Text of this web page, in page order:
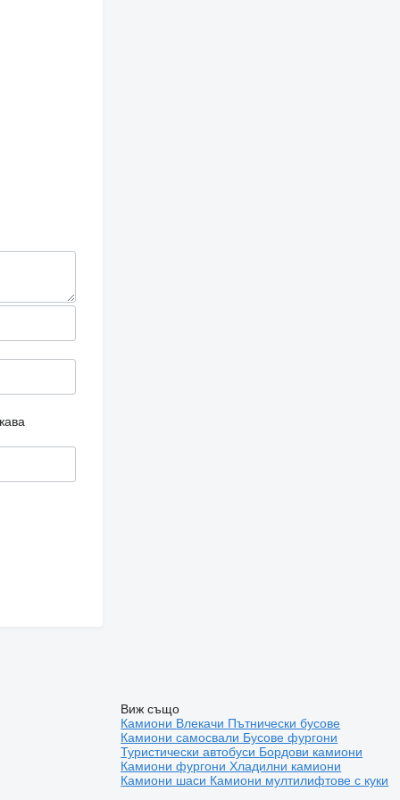
Виж също
Камиони Влекачи Пътнически бусове
Камиони самосвали Бусове фургони
Туристически автобуси Бордови камиони
Камиони фургониХладилни камиони
Камиони шаси Камиони мултилифтове с куки